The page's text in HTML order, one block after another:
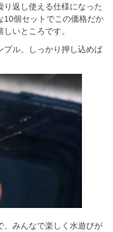
返し使える仕様になった
10個セットでこの価格だか
いところです。
プル。しっかり押し込めば
、みんなで楽しく水遊びが